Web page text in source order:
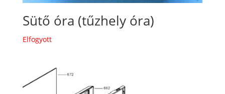
Sütő óra (tűzhely óra)
Elfogyott